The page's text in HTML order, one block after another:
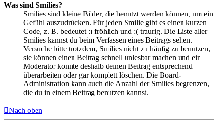
Was sind Smilies?
Smilies sind kleine Bilder, die benutzt werden können, um ein
Gefühl auszudrücken. Für jeden Smilie gibt es einen kurzen
Code, z. B. bedeutet :) fröhlich und :( traurig. Die Liste aller
Smilies kannst du beim Verfassen eines Beitrags sehen.
Versuche bitte trotzdem, Smilies nicht zu häufig zu benutzen,
sie können einen Beitrag schnell unlesbar machen und ein
Moderator könnte deshalb deinen Beitrag entsprechend
überarbeiten oder gar komplett löschen. Die Board-
Administration kann auch die Anzahl der Smilies begrenzen,
die du in einem Beitrag benutzen kannst.
Nach oben